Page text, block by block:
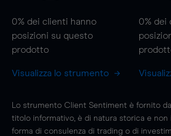
0% dei clienti hanno
posizioni su questo
prodotto
Visualizza lo strumento
0% dei
Lo strumento Client Sentiment è fornito
titolo informativo, è di natura storica e non
forma di consulenza di trading o di